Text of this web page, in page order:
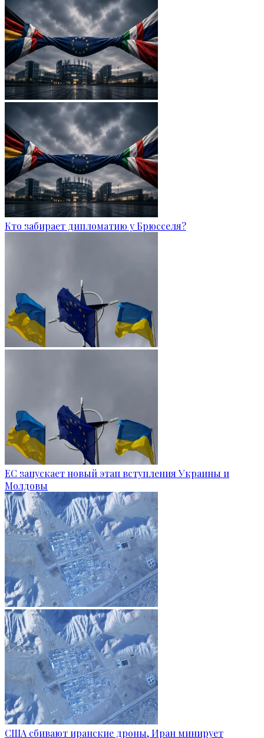
Кто забирает дипломатию у Брюсселя?
ЕС запускает новый этап вступления Украины и
Молдовы
США сбивают иранские дроны, Иран минирует